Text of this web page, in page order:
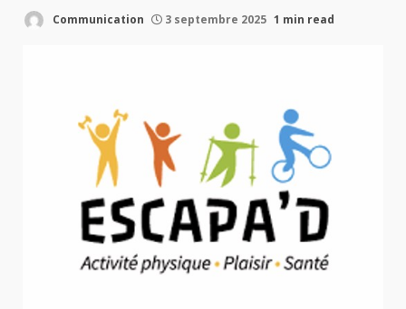
Communication 3 septembre 2025 1 min read